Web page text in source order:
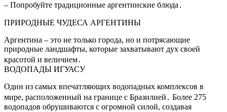
– Попробуйте традиционные аргентинские блюда․
ПРИРОДНЫЕ ЧУДЕСА АРГЕНТИНЫ
Аргентина – это не только города, но и потрясающие
природные ландшафты, которые захватывают дух своей
красотой и величием․
ВОДОПАДЫ ИГУАСУ
Один из самых впечатляющих водопадных комплексов в
мире, расположенный на границе с Бразилией․ Более 275
водопадов обрушиваются с огромной силой, создавая